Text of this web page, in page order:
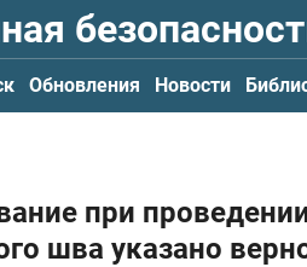
Обновления Новости
при
шва указано